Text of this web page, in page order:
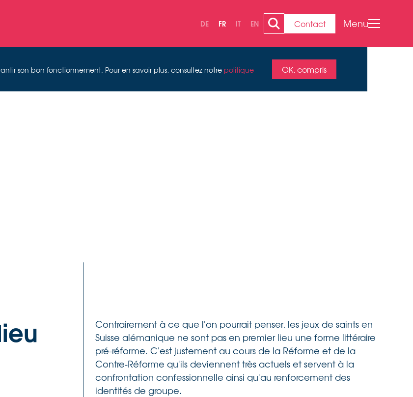
DE FR IT EN Contact Menu
son bon fonctionnement. Pour en savoir plus, consultez notre politique
OK, compris
Contrairement à ce que l'on pourrait penser, les jeux de saints en
Suisse alémanique ne sont pas en premier lieu une forme littéraire
pré-réforme. C'est justement au cours de la Réforme et de la
Contre-Réforme qu'ils deviennent très actuels et servent à la
confrontation confessionnelle ainsi qu'au renforcement des
identités de groupe.